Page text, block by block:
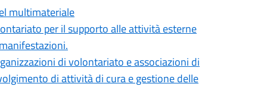
multimateriale
per il supporto alle attività esterne
di volontariato e associazioni di
di attività di cura e gestione delle